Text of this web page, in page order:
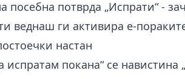
потврда „Испрати“ -
веднаш ги активира е-
настан
покана“ се навистина